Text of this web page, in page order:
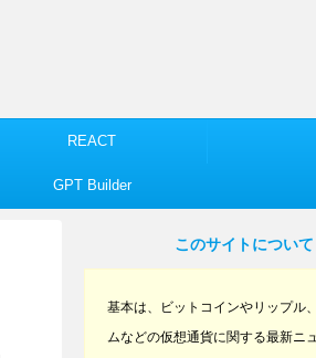
REACT
GPT Builder
このサイトについて
基本は、ビットコインやリップル
ムなどの仮想通貨に関する最新